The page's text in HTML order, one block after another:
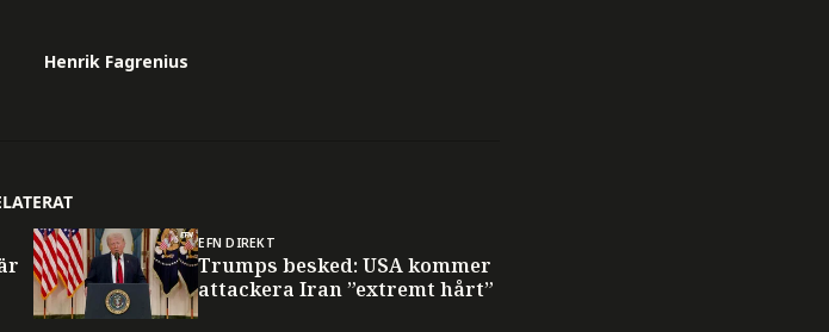
Henrik Fagrenius
EFN DIREKT
Trumps besked: USA kommer
attackera Iran ”extremt hårt”